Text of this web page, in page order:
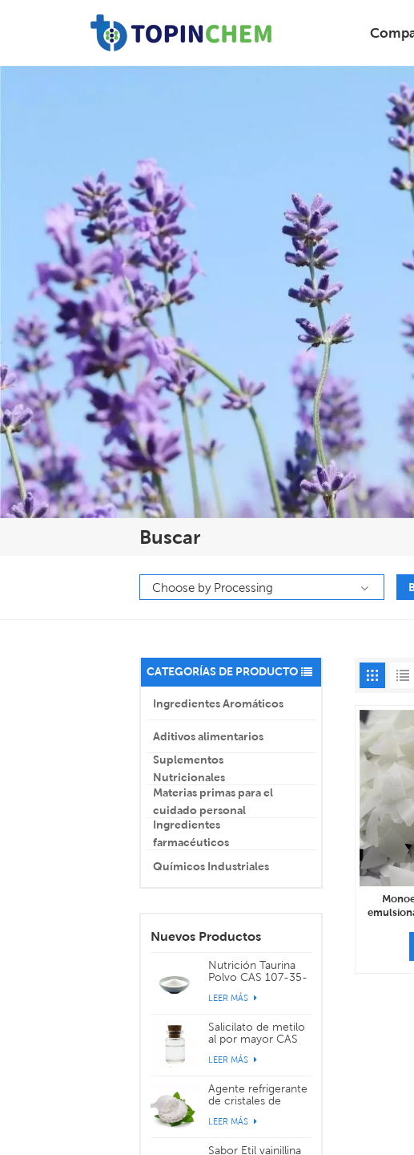
Buscar
CATEGORÍAS DE PRODUCTO
Ingredientes Aromáticos
Aditivos alimentarios
Suplementos
Nutricionales
Materias primas para el
cuidado personal
Ingredientes
farmacéuticos
Químicos Industriales
Nuevos Productos
Nutrición Taurina
Polvo CAS 107-35-
LEER MÁS
Salicilato de metilo
al por mayor CAS
LEER MÁS
Agente refrigerante
de cristales de
39711-79-0
LEER MÁS
Sabor Etil vainillina